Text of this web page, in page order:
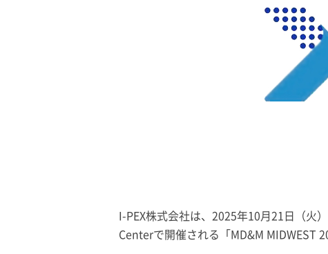
I-PEX株式会社は、2025年10月21日（火
Centerで開催される「MD&M MIDWEST